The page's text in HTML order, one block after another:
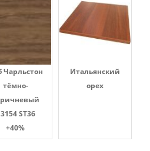
Чарльстон
тёмно-
ST36
+40%
Итальянский
орех